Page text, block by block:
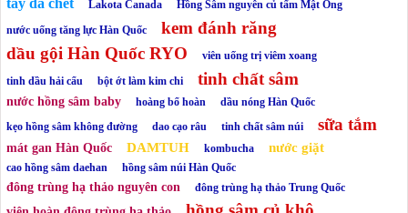
Lakota Canada
Hồng Sâm nguyên củ tẩm Mật Ong
nước uống tăng lực Hàn Quốc
kem đánh răng
dầu gội Hàn Quốc RYO
viên uống trị viêm xoang
tinh dầu hải cẩu
bột ớt làm kim chi tinh chất sâm
nước hồng sâm baby hoàng bổ hoàn
dầu nóng Hàn Quốc
kẹo hồng sâm không đường
dao cạo râu tinh chất sâm núi sữa tắm
mát gan Hàn Quốc DAMTUH kombucha nước giặt
cao hồng sâm daehan hồng sâm núi Hàn Quốc
đông trùng hạ thảo nguyên con đông trùng hạ thảo Trung Quốc